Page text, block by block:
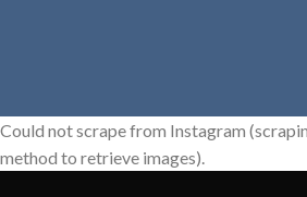
Could not scrape from Instagram
method to retrieve images).